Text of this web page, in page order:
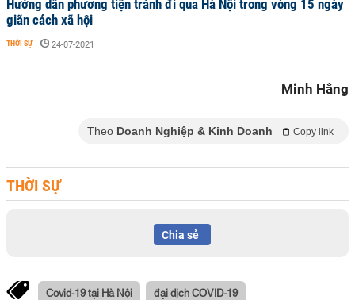
Hướng dẫn phương tiện tránh đi qua Hà Nội trong vòng 15 ngày
giãn cách xã hội
THỜI SỰ - 24-07-2021
Minh Hằng
Theo Doanh Nghiệp & Kinh Doanh Copy link
THỜI SỰ
Chia sẻ
Covid-19 tại Hà Nội đại dịch COVID-19